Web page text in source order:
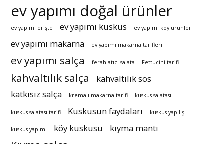
ev yapımı doğal ürünler
ev yapımı erişte ev yapımı kuskus ev yapımı köy ürünleri
ev yapımı makarna ev yapımı makarna tarifleri
ev yapımı salça ferahlatıcı salata Fettucini tarifi
kahvaltılık salça
kahvaltılık sos
katkısız salça
kremalı makarna tarifi kuskus salatası
kuskus salatası tarifi Kuskusun faydaları kuskus yapılışı
kuskus yapımı köy kuskusu kıyma mantı